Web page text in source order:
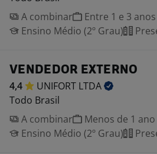
A combinar
Entre 1 e 3 anos
Ensino Médio (2º Grau)
VENDEDOR EXTERNO
4,4 UNIFORT LTDA
Todo Brasil
A combinar
Menos de 1 ano
Ensino Médio (2º Grau)